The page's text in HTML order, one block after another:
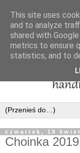
czwartek, 18
Choinka
This site uses
and to analyze
shared with
metrics to ensure
statistics, and to